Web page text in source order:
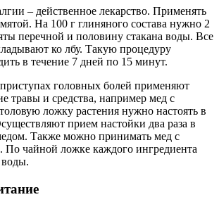
– действенное лекарство. Применять
На 100 г глиняного состава нужно 2
перечной и половину стакана воды. Все
ко лбу. Такую процедуру
в течение 7 дней по 15 минут.
головных болей применяют
травы и средства, например мед с
ложку растения нужно настоять в
прием настойки два раза в
Также можно принимать мед с
По чайной ложке каждого ингредиента
воды.